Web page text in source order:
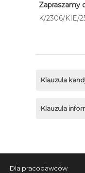
Zapraszamy
K/2306/KIE/
Klauzula
Klauzula
Dla pracodawców